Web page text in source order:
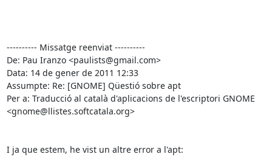
---------- Missatge reenviat ----------
De: Pau Iranzo <paulists@gmail.com>
Data: 14 de gener de 2011 12:33
Assumpte: Re: [GNOME] Qüestió sobre apt
Per a: Traducció al català d'aplicacions de l'escriptori GNOME
<gnome@llistes.softcatala.org>
I ja que estem, he vist un altre error a l'apt: